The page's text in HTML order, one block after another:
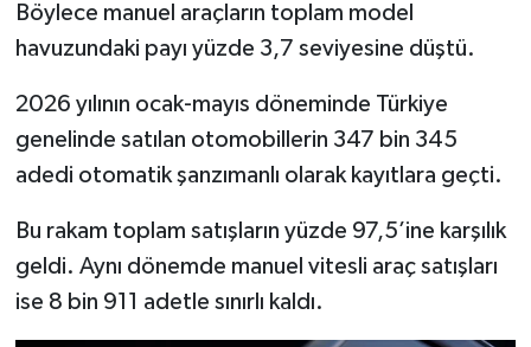
Böylece manuel araçların toplam model
havuzundaki payı yüzde 3,7 seviyesine düştü.
2026 yılının ocak-mayıs döneminde Türkiye
genelinde satılan otomobillerin 347 bin 345
adedi otomatik şanzımanlı olarak kayıtlara geçti.
Bu rakam toplam satışların yüzde 97,5’ine karşılık
geldi. Aynı dönemde manuel vitesli araç satışları
ise 8 bin 911 adetle sınırlı kaldı.
Tavşanlı
Teknoloji
Video Galeri
Yaşam
Yemek Tarifleri